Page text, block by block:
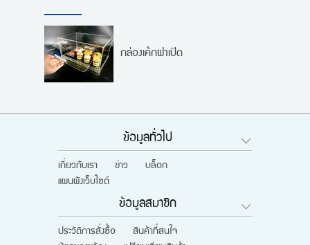
กล่องเค้กฝาเปิด
ข้อมูลทั่วไป
เกี่ยวกับเรา ข่าว
บล็อก
แผนผังเว็บไซต์
ข้อมูลสมาชิก
ประวัติการสั่งซื้อ
สินค้าที่สนใจ